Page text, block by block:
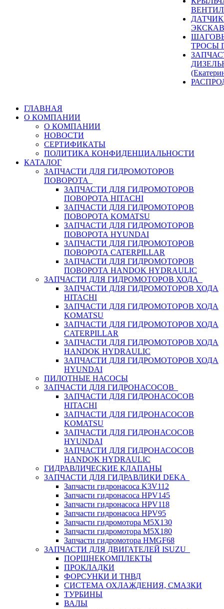
ТРОСЫ
ГЛАВНАЯ
О КОМПАНИИ
О КОМПАНИИ
НОВОСТИ
СЕРТИФИКАТЫ
ПОЛИТИКА КОНФИДЕНЦИАЛЬНОСТИ
КАТАЛОГ
ЗАПЧАСТИ ДЛЯ ГИДРОМОТОРОВ
ПОВОРОТА
ЗАПЧАСТИ ДЛЯ ГИДРОМОТОРОВ
ПОВОРОТА HITACHI
ЗАПЧАСТИ ДЛЯ ГИДРОМОТОРОВ
ПОВОРОТА KOMATSU
ЗАПЧАСТИ ДЛЯ ГИДРОМОТОРОВ
ПОВОРОТА HYUNDAI
ЗАПЧАСТИ ДЛЯ ГИДРОМОТОРОВ
ПОВОРОТА CATERPILLAR
ЗАПЧАСТИ ДЛЯ ГИДРОМОТОРОВ
ПОВОРОТА HANDOK HYDRAULIC
ЗАПЧАСТИ ДЛЯ ГИДРОМОТОРОВ ХОДА
ЗАПЧАСТИ ДЛЯ ГИДРОМОТОРОВ ХОДА
HITACHI
ЗАПЧАСТИ ДЛЯ ГИДРОМОТОРОВ ХОДА
KOMATSU
ЗАПЧАСТИ ДЛЯ ГИДРОМОТОРОВ ХОДА
CATERPILLAR
ЗАПЧАСТИ ДЛЯ ГИДРОМОТОРОВ ХОДА
HANDOK HYDRAULIC
ЗАПЧАСТИ ДЛЯ ГИДРОМОТОРОВ ХОДА
HYUNDAI
ПИЛОТНЫЕ НАСОСЫ
ЗАПЧАСТИ ДЛЯ ГИДРОНАСОСОВ
ЗАПЧАСТИ ДЛЯ ГИДРОНАСОСОВ
HITACHI
ЗАПЧАСТИ ДЛЯ ГИДРОНАСОСОВ
KOMATSU
ЗАПЧАСТИ ДЛЯ ГИДРОНАСОСОВ
HYUNDAI
ЗАПЧАСТИ ДЛЯ ГИДРОНАСОСОВ
HANDOK HYDRAULIC
ГИДРАВЛИЧЕСКИЕ КЛАПАНЫ
ЗАПЧАСТИ ДЛЯ ГИДРАВЛИКИ DEKA
Запчасти гидронасоса K3V112
Запчасти гидронасоса HPV145
Запчасти гидронасоса HPV118
Запчасти гидронасоса HPV95
Запчасти гидромотора M5X130
Запчасти гидромотора M5X180
Запчасти гидромотора HMGF68
ЗАПЧАСТИ ДЛЯ ДВИГАТЕЛЕЙ ISUZU
ПОРШНЕКОМПЛЕКТЫ
ПРОКЛАДКИ
ФОРСУНКИ И ТНВД
СИСТЕМА ОХЛАЖДЕНИЯ, СМАЗКИ
ТУРБИНЫ
ВАЛЫ